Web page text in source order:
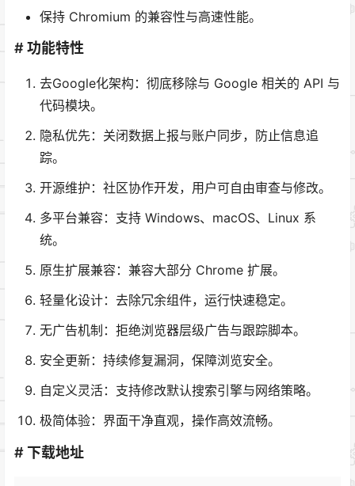
保持 Chromium 的兼容性与高速性能。
# 功能特性
去Google化架构：彻底移除与 Google 相关的 API 与
代码模块。
隐私优先：关闭数据上报与账户同步，防止信息追
踪。
开源维护：社区协作开发，用户可自由审查与修改。
多平台兼容：支持 Windows、macOS、Linux 系
统。
原生扩展兼容：兼容大部分 Chrome 扩展。
轻量化设计：去除冗余组件，运行快速稳定。
无广告机制：拒绝浏览器层级广告与跟踪脚本。
安全更新：持续修复漏洞，保障浏览安全。
自定义灵活：支持修改默认搜索引擎与网络策略。
极简体验：界面干净直观，操作高效流畅。
# 下载地址